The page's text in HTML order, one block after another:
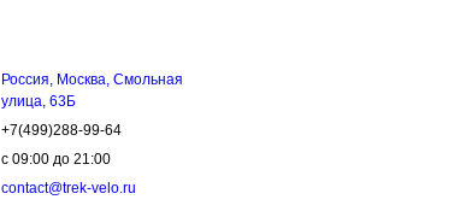
Россия, Москва, Смольная
улица, 63Б
+7(499)288-99-64
с 09:00 до 21:00
contact@trek-velo.ru